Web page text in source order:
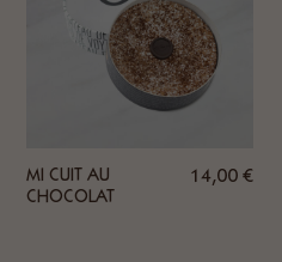
MI CUIT AU
CHOCOLAT
14,00 €